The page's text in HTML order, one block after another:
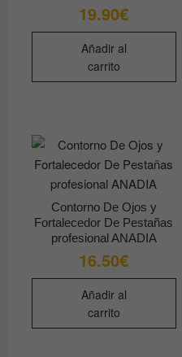
19.90€
Añadir al
carrito
Contorno De Ojos y
Fortalecedor De Pestañas
profesional ANADIA
16.50€
Añadir al
carrito